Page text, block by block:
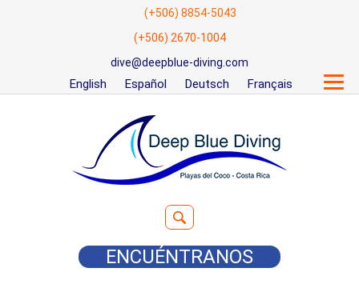
(+506) 8854-5043
(+506) 2670-1004
dive@deepblue-diving.com
English Español Deutsch Français
Buscar:
ENCUÉNTRANOS